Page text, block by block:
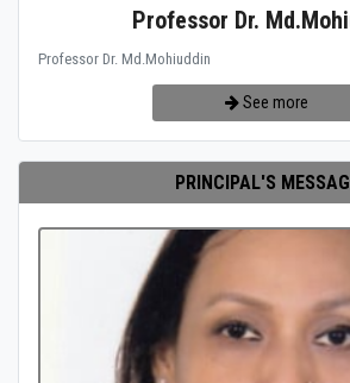
Professor Dr.
Professor Dr. Md.Mohiuddin
See more
PRINCIPAL'S